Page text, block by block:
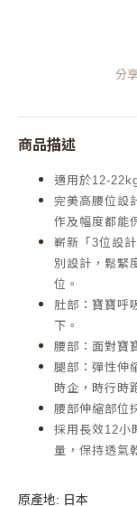
分
商品描述
適用於12-
完美高腰位設
作及幅度都能
嶄新「3位設
別設計，鬆緊
位。
肚部：寶寶呼
下。
腰部：面對寶
腿部：彈性伸
時企，時行時
腰部伸縮部位
採用長效12小
量，保持透氣
原產地: 日本